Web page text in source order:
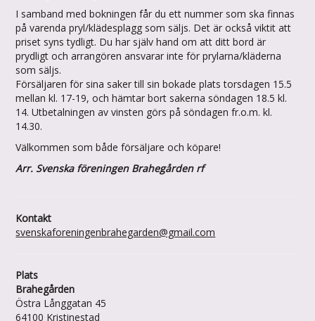
I samband med bokningen får du ett nummer som ska finnas
på varenda pryl/klädesplagg som säljs. Det är också viktit att
priset syns tydligt. Du har själv hand om att ditt bord är
prydligt och arrangören ansvarar inte för prylarna/kläderna
som säljs.
Försäljaren för sina saker till sin bokade plats torsdagen 15.5
mellan kl. 17-19, och hämtar bort sakerna söndagen 18.5 kl.
14. Utbetalningen av vinsten görs på söndagen fr.o.m. kl.
14.30.
Välkommen som både försäljare och köpare!
Arr. Svenska föreningen Brahegården rf
Kontakt
svenskaforeningenbrahegarden@gmail.com
Plats
Brahegården
Östra Långgatan 45
64100 Kristinestad